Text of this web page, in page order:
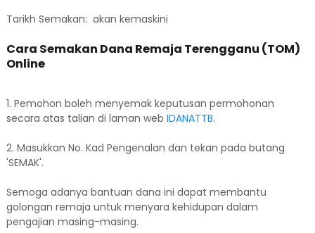
Tarikh Semakan: akan kemaskini
Cara Semakan Dana Remaja Terengganu (TOM)
Online
1. Pemohon boleh menyemak keputusan permohonan
secara atas talian di laman web IDANATTB.
2. Masukkan No. Kad Pengenalan dan tekan pada butang
'SEMAK'.
Semoga adanya bantuan dana ini dapat membantu
golongan remaja untuk menyara kehidupan dalam
pengajian masing-masing.